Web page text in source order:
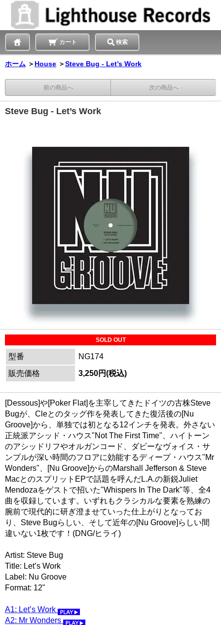
カート 検索
ホーム ＞ House ＞Steve Bug - Let’s Work
前の商品へ 次の商品へ
Steve Bug - Let’s Work
SOLD OUT
型番
NG174
販売価格
3,250円(税込)
[Dessous]や[Poker Flat]を主宰してきたドイツの古株Steve
Bugが、Cleとのタッグ作を発表してきた復活後の[Nu
Groove]から、単独では初となる12インチを発表。外さない
正統派アシッド・ハウス"Not The First Time"、ハイトーン
のアシッドリフやオルガンコード、ダビーなヴォイス・サ
ンプルが深い時間のフロアに効能するディープ・ハウス"Mr
Wonders"、[Nu Groove]からのMarshall Jefferson & Steve
MacとのスプリットEPで話題を呼んだL.A.の新鋭Juliet
Mendozaをゲストで招いた"Whispers In The Dark"等、全4
曲を収録しています。いずれもクラシカルな要素を熟練の
腕前で現代的に研ぎ澄ませていった仕上がりとなってお
り、Steve Bugらしい、そして近年の[Nu Groove]らしい間
違いない1枚です！(DNG/ヒライ)
Artist: Steve Bug
Title: Let’s Work
Label: Nu Groove
Format: 12"
A1: Let’s Work
A2: Mr Wonders